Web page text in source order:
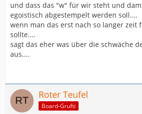
und dass das "w" für wir steht und
egoistisch abgestempelt werden soll....
wenn man das erst nach so langer zeit
sollte....
sagt das eher was über die schwäche
aus....
Roter Teufel
Board-Grufti